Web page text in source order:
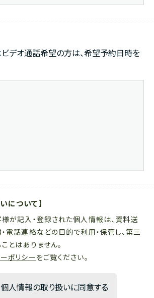
デオ通話希望の方は、希望予約日時を
について】
が記入・登録された個人情報は、資料送
電話連絡などの目的で利用・保管し、第三
とはありません。
ポリシーをご覧ください。
個人情報の取り扱いに同意する